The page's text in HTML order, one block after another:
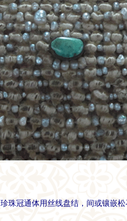
珍珠冠通体用丝线盘结，间或镶嵌松